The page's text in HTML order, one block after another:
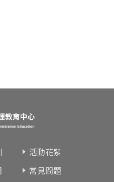
活動花絮
常見問題